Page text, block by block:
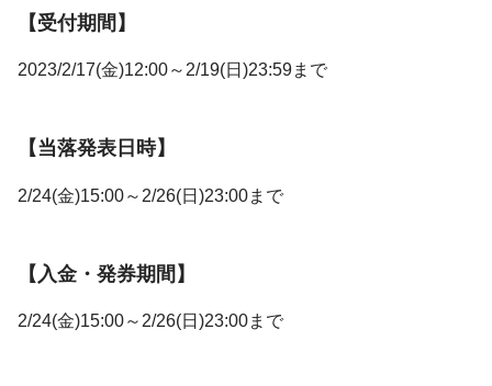
【受付期間】
2023/2/17(金)12:00～2/19(日)23:59まで
【当落発表日時】
2/24(金)15:00～2/26(日)23:00まで
【入金・発券期間】
2/24(金)15:00～2/26(日)23:00まで